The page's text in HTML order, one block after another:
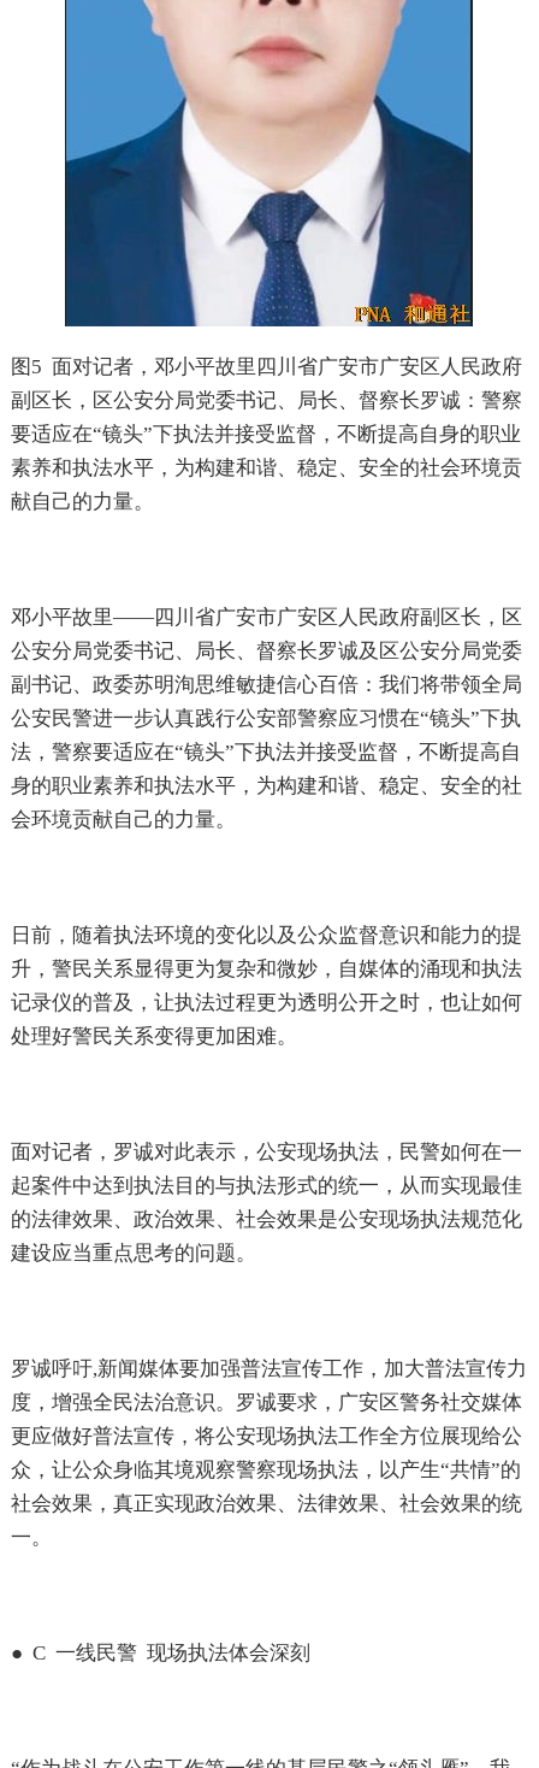
图 5 面对记者，邓小平故里四川省广安市广安区人民政府
副区长，区公安分局党委书记、局长、督察长罗诚：警察
要适应在“镜头”下执法并接受监督，不断提高自身的职业
素养和执法水平，为构建和谐、稳定、安全的社会环境贡
献自己的力量。
邓小平故里——四川省广安市广安区人民政府副区长，区
公安分局党委书记、局长、督察长罗诚及区公安分局党委
副书记、政委苏明洵思维敏捷信心百倍：我们将带领全局
公安民警进一步认真践行公安部警察应习惯在“镜头”下执
法，警察要适应在“镜头”下执法并接受监督，不断提高自
身的职业素养和执法水平，为构建和谐、稳定、安全的社
会环境贡献自己的力量。
日前，随着执法环境的变化以及公众监督意识和能力的提
升，警民关系显得更为复杂和微妙，自媒体的涌现和执法
记录仪的普及，让执法过程更为透明公开之时，也让如何
处理好警民关系变得更加困难。
面对记者，罗诚对此表示，公安现场执法，民警如何在一
起案件中达到执法目的与执法形式的统一，从而实现最佳
的法律效果、政治效果、社会效果是公安现场执法规范化
建设应当重点思考的问题。
罗诚呼吁,新闻媒体要加强普法宣传工作，加大普法宣传力
度，增强全民法治意识。罗诚要求，广安区警务社交媒体
更应做好普法宣传，将公安现场执法工作全方位展现给公
众，让公众身临其境观察警察现场执法，以产生“共情”的
社会效果，真正实现政治效果、法律效果、社会效果的统
一。
● C 一线民警 现场执法体会深刻